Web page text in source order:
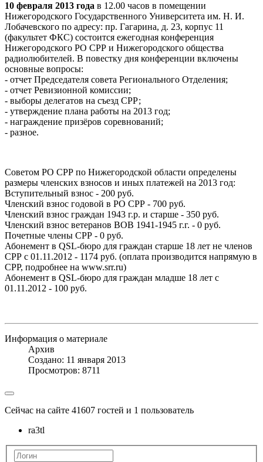
10 февраля 2013 года в 12.00 часов в помещении
Нижегородского Государственного Университета им. Н. И.
Лобачевского по адресу: пр. Гагарина, д. 23, корпус 11
(факультет ФКС) состоится ежегодная конференция
Нижегородского РО СРР и Нижегородского общества
радиолюбителей. В повестку дня конференции включены
основные вопросы:
- отчет Председателя совета Регионального Отделения;
- отчет Ревизионной комиссии;
- выборы делегатов на съезд СРР;
- утверждение плана работы на 2013 год;
- награждение призёров соревнований;
- разное.
Советом РО СРР по Нижегородской области определены
размеры членских взносов и иных платежей на 2013 год:
Вступительный взнос - 200 руб.
Членский взнос годовой в РО СРР - 700 руб.
Членский взнос граждан 1943 г.р. и старше - 350 руб.
Членский взнос ветеранов ВОВ 1941-1945 г.г. - 0 руб.
Почетные члены СРР - 0 руб.
Абонемент в QSL-бюро для граждан старше 18 лет не членов
СРР с 01.11.2012 - 1174 руб. (оплата производится напрямую в
СРР, подробнее на www.srr.ru)
Абонемент в QSL-бюро для граждан младше 18 лет с
01.11.2012 - 100 руб.
Информация о материале
Архив
Создано: 11 января 2013
Просмотров: 8711
Сейчас на сайте 41607 гостей и 1 пользователь
ra3tl